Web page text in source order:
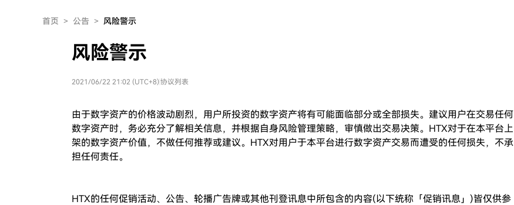
首页 > 公告 > 风险警示
风险警示
2021/06/22 21:02 (UTC+8)协议列表
由于数字资产的价格波动剧烈，用户所投资的数字资产将有可能面临部分或全部损失。建议用户在交易任何
数字资产时，务必充分了解相关信息，并根据自身风险管理策略，审慎做出交易决策。 HTX对于在本平台上
架的数字资产价值，不做任何推荐或建议。 HTX对用户于本平台进行数字资产交易而遭受的任何损失，不承
担任何责任。
HTX的任何促销活动、公告、轮播广告牌或其他刊登讯息中所包含的内容(以下统称「促销讯息」 )皆仅供参